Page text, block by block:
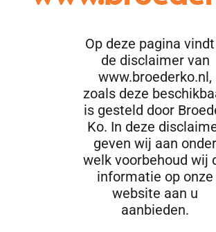
Op deze pagina
de disclaimer van
www.broederko.nl,
zoals deze
is gesteld door
Ko. In deze
geven wij aan onder
welk voorbehoud wij
informatie op onze
website aan u
aanbieden.